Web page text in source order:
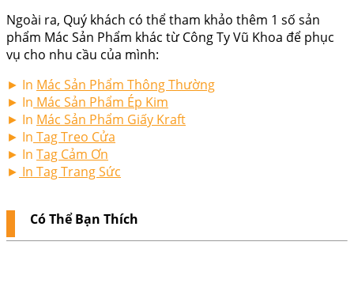
Ngoài ra, Quý khách có thể tham khảo thêm 1 số sản
phẩm Mác Sản Phẩm khác từ Công Ty Vũ Khoa để phục
vụ cho nhu cầu của mình:
► In Mác Sản Phẩm Thông Thường
► In Mác Sản Phẩm Ép Kim
► In Mác Sản Phẩm Giấy Kraft
► In Tag Treo Cửa
► In Tag Cảm Ơn
► In Tag Trang Sức
Có Thể Bạn Thích